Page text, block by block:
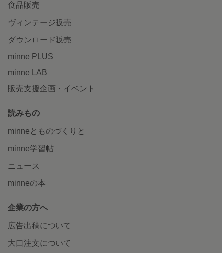
食品販売
ヴィンテージ販売
ダウンロード販売
minne PLUS
minne LAB
販売支援企画・イベント
読みもの
minneとものづくりと
minne学習帖
ニュース
minneの本
企業の方へ
広告出稿について
大口注文について